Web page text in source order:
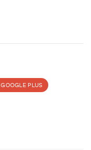
GOOGLE PLUS